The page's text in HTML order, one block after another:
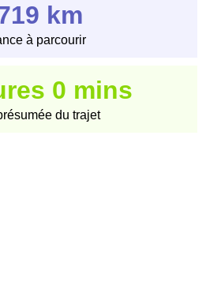
km
à parcourir
0 mins
du trajet